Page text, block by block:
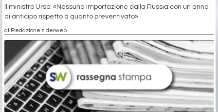
Il ministro Urso: «Nessuna importazione dalla Russia con un anno
di anticipo rispetto a quanto preventivato»
di Redazione siderweb